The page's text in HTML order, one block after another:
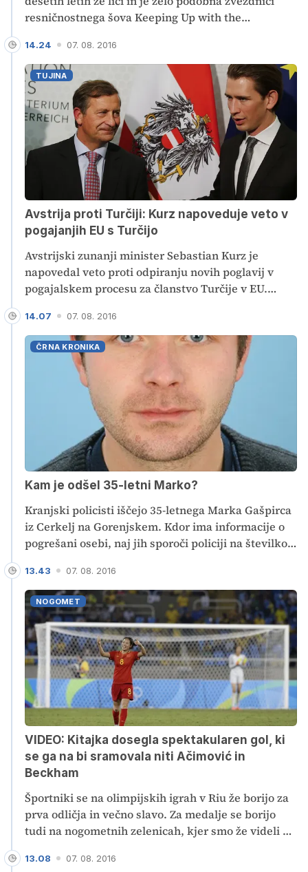
resničnostnega šova Keeping Up with the
TUJINA
14.24 07. 08. 2016
Avstrija proti Turčiji: Kurz napoveduje veto v
pogajanjih EU s Turčijo
Avstrijski zunanji minister Sebastian Kurz je
napovedal veto proti odpiranju novih poglavij v
pogajalskem procesu za članstvo Turčije v EU.
marčnega dogovora med EU in Turčijo o zaustavitvi
migracijskega toka.
ČRNA KRONIKA
14.07 07. 08. 2016
Kam je odšel 35-letni Marko?
Kranjski policisti iščejo 35-letnega Ma‎rka Gašpirca
iz Cerkelj na Gorenjskem. Kdor ima informacije o
pogrešani osebi, naj jih sporoči policiji na številko
NOGOMET
13.43 07. 08. 2016
VIDEO: Kitajka dosegla spektakularen gol, ki
se ga na bi sramovala niti Ačimović in
Beckham
Športniki se na olimpijskih igrah v Riu že borijo za
prva odličja in večno slavo. Za medalje se borijo
tudi na nogometnih zelenicah, kjer smo že videli en
ampak v ženski konkurenci. V slogu Mileta
13.08 07. 08. 2016